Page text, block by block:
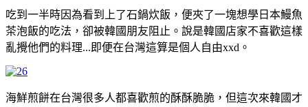
吃到一半時因為看到上了石鍋炊飯，便夾了一塊想學日本鰻魚
茶泡飯的吃法，卻被韓國朋友阻止。說是韓國店家不喜歡這樣
亂攪他們的料理...即便在台灣這算是個人自由xxd。
海鮮煎餅在台灣很多人都喜歡煎的酥酥脆脆，但這次來韓國才